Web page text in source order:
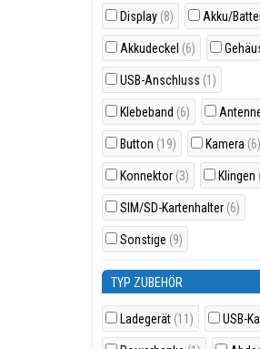
Display (8) Akku/
Akkudeckel (6)
USB-Anschluss (1)
Klebeband (6)
Button (19) Kamera (6)
Konnektor (3) Klingen
SIM/SD-Kartenhalter (6)
Sonstige (9)
TYP ZUBEHÖR
Ladegerät (11) USB-